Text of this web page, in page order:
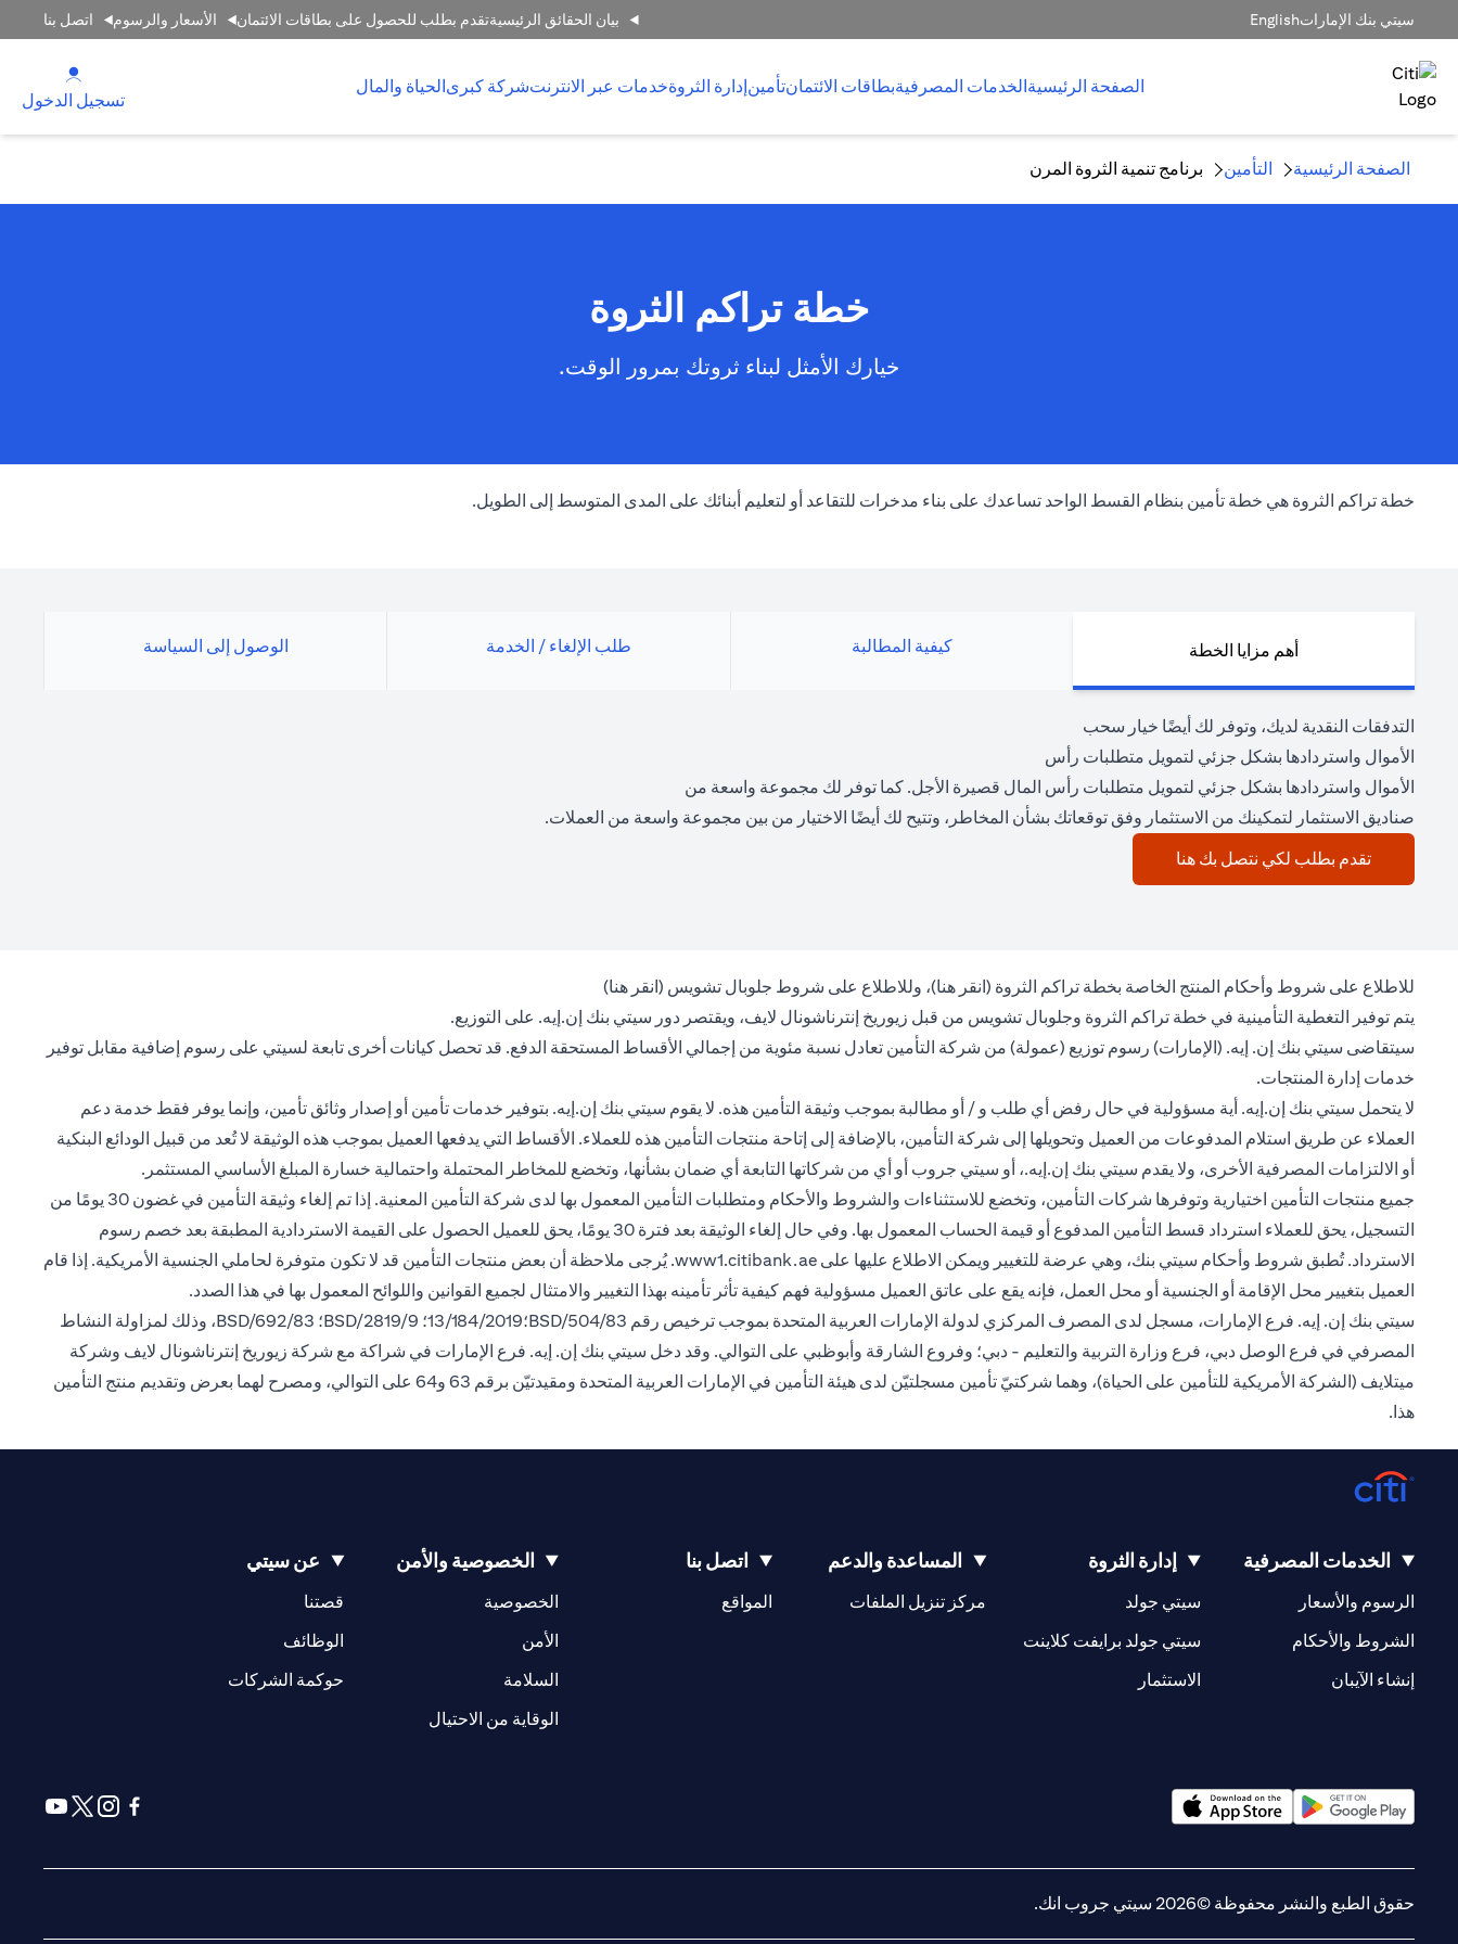
سيتي بنك الإماراتEnglish بيان الحقائق الرئيسيةتقدم بطلب للحصول على بطاقات الائتمان الأسعار والرسوم اتصل بنا
الصفحة الرئيسيةالخدمات المصرفيةبطاقات الائتمانتأمينإدارة الثروةخدمات عبر الانترنتشركة كبرىالحياة والمال
تسجيل الدخول
الصفحة الرئيسية التأمين برنامج تنمية الثروة المرن
خطة تراكم الثروة
خيارك الأمثل لبناء ثروتك بمرور الوقت.
خطة تراكم الثروة هي خطة تأمين بنظام القسط الواحد تساعدك على بناء مدخرات للتقاعد أو لتعليم أبنائك على المدى المتوسط إلى الطويل.
أهم مزايا الخطة كيفية المطالبة طلب الإلغاء / الخدمة الوصول إلى السياسة
التدفقات النقدية لديك، وتوفر لك أيضًا خيار سحب
الأموال واستردادها بشكل جزئي لتمويل متطلبات رأس
الأموال واستردادها بشكل جزئي لتمويل متطلبات رأس المال قصيرة الأجل. كما توفر لك مجموعة واسعة من
صناديق الاستثمار لتمكينك من الاستثمار وفق توقعاتك بشأن المخاطر، وتتيح لك أيضًا الاختيار من بين مجموعة واسعة من العملات.
تقدم بطلب لكي نتصل بك هنا
للاطلاع على شروط وأحكام المنتج الخاصة بخطة تراكم الثروة (انقر هنا(opens in a new tab))، وللاطلاع على شروط جلوبال تشويس (انقر هنا(opens in a new tab)
)
يتم توفير التغطية التأمينية في خطة تراكم الثروة وجلوبال تشويس من قبل زيوريخ إنترناشونال لايف، ويقتصر دور سيتي بنك إن.إيه. على التوزيع.
سيتقاضى سيتي بنك إن. إيه. (الإمارات) رسوم توزيع (عمولة) من شركة التأمين تعادل نسبة مئوية من إجمالي الأقساط المستحقة الدفع. قد تحصل كيانات أخرى تابعة لسيتي على رسوم إضافية مقابل توفير
خدمات إدارة المنتجات.
لا يتحمل سيتي بنك إن.إيه. أية مسؤولية في حال رفض أي طلب و / أو مطالبة بموجب وثيقة التأمين هذه. لا يقوم سيتي بنك إن.إيه. بتوفير خدمات تأمين أو إصدار وثائق تأمين، وإنما يوفر فقط خدمة دعم
العملاء عن طريق استلام المدفوعات من العميل وتحويلها إلى شركة التأمين، بالإضافة إلى إتاحة منتجات التأمين هذه للعملاء. الأقساط التي يدفعها العميل بموجب هذه الوثيقة لا تُعد من قبيل الودائع البنكية
أو الالتزامات المصرفية الأخرى، ولا يقدم سيتي بنك إن.إيه.، أو سيتي جروب أو أي من شركاتها التابعة أي ضمان بشأنها، وتخضع للمخاطر المحتملة واحتمالية خسارة المبلغ الأساسي المستثمر.
جميع منتجات التأمين اختيارية وتوفرها شركات التأمين، وتخضع للاستثناءات والشروط والأحكام ومتطلبات التأمين المعمول بها لدى شركة التأمين المعنية. إذا تم إلغاء وثيقة التأمين في غضون 30 يومًا من
التسجيل، يحق للعملاء استرداد قسط التأمين المدفوع أو قيمة الحساب المعمول بها. وفي حال إلغاء الوثيقة بعد فترة 30 يومًا، يحق للعميل الحصول على القيمة الاستردادية المطبقة بعد خصم رسوم
الاسترداد. تُطبق شروط وأحكام سيتي بنك، وهي عرضة للتغيير ويمكن الاطلاع عليها على www1.citibank.ae
(opens in a new tab). يُرجى ملاحظة أن بعض منتجات التأمين قد لا تكون متوفرة لحاملي الجنسية الأمريكية. إذا قام
العميل بتغيير محل الإقامة أو الجنسية أو محل العمل، فإنه يقع على عاتق العميل مسؤولية فهم كيفية تأثر تأمينه بهذا التغيير والامتثال لجميع القوانين واللوائح المعمول بها في هذا الصدد.
سيتي بنك إن. إيه. فرع الإمارات، مسجل لدى المصرف المركزي لدولة الإمارات العربية المتحدة بموجب ترخيص رقم BSD/504/83؛13/184/2019؛ BSD/2819/9؛ BSD/692/83، وذلك لمزاولة النشاط
المصرفي في فرع الوصل دبي، فرع وزارة التربية والتعليم - دبي؛ وفروع الشارقة وأبوظبي على التوالي. وقد دخل سيتي بنك إن. إيه. فرع الإمارات في شراكة مع شركة زيوريخ إنترناشونال لايف وشركة
ميتلايف (الشركة الأمريكية للتأمين على الحياة)، وهما شركتيّ تأمين مسجلتيّن لدى هيئة التأمين في الإمارات العربية المتحدة ومقيدتيّن برقم 63 و64 على التوالي، ومصرح لهما بعرض وتقديم منتج التأمين
هذا.
الخدمات المصرفية
الرسوم والأسعار
الشروط والأحكام
إنشاء الآيبان
إدارة الثروة
سيتي جولد
سيتي جولد برايفت كلاينت
الاستثمار
المساعدة والدعم
مركز تنزيل الملفات
اتصل بنا
المواقع
(opens in a new tab)
الخصوصية والأمن
الخصوصية
الأمن
السلامة
الوقاية من الاحتيال
عن سيتي
قصتنا
(opens in a new tab)
الوظائف
(opens in a new tab)
حوكمة الشركات
(opens in a new tab)
حقوق الطبع والنشر محفوظة ©2026 سيتي جروب انك.